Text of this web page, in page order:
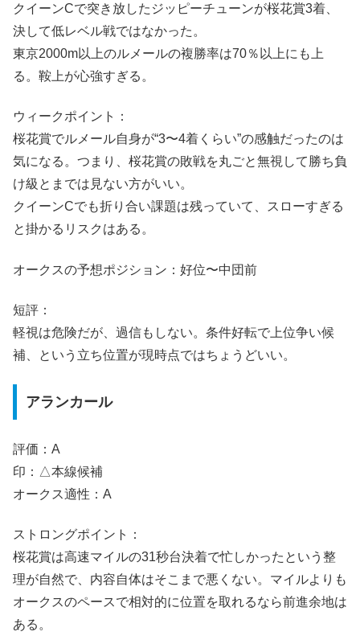
クイーンCで突き放したジッピーチューンが桜花賞3着、
決して低レベル戦ではなかった。
東京2000m以上のルメールの複勝率は70％以上にも上
る。鞍上が心強すぎる。
ウィークポイント：
桜花賞でルメール自身が“3〜4着くらい”の感触だったのは
気になる。つまり、桜花賞の敗戦を丸ごと無視して勝ち負
け級とまでは見ない方がいい。
クイーンCでも折り合い課題は残っていて、スローすぎる
と掛かるリスクはある。
オークスの予想ポジション：好位〜中団前
短評：
軽視は危険だが、過信もしない。条件好転で上位争い候
補、という立ち位置が現時点ではちょうどいい。
アランカール
評価：A
印：△本線候補
オークス適性：A
ストロングポイント：
桜花賞は高速マイルの31秒台決着で忙しかったという整
理が自然で、内容自体はそこまで悪くない。マイルよりも
オークスのペースで相対的に位置を取れるなら前進余地は
ある。